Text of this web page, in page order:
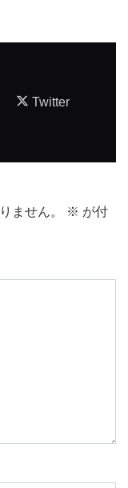
Twitter
ません。 ※ が付